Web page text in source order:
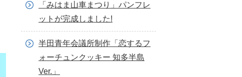
「みはま山車まつり」パンフレ
ットが完成しました!
半田青年会議所制作「恋するフ
ォーチュンクッキー 知多半島
Ver.」